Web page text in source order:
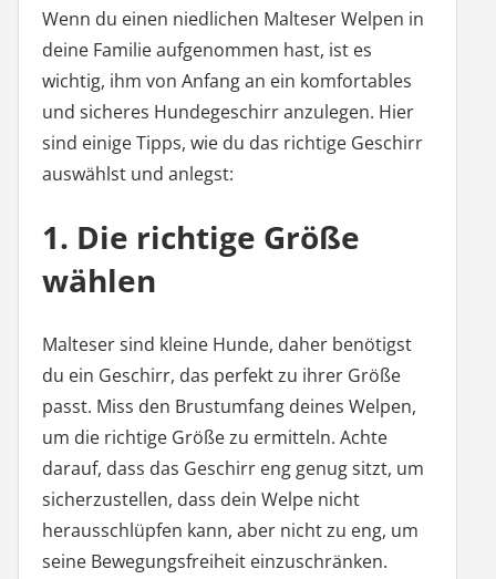
Wenn du einen niedlichen Malteser Welpen in
deine Familie aufgenommen hast, ist es
wichtig, ihm von Anfang an ein komfortables
und sicheres Hundegeschirr anzulegen. Hier
sind einige Tipps, wie du das richtige Geschirr
auswählst und anlegst:
1. Die richtige Größe
wählen
Malteser sind kleine Hunde, daher benötigst
du ein Geschirr, das perfekt zu ihrer Größe
passt. Miss den Brustumfang deines Welpen,
um die richtige Größe zu ermitteln. Achte
darauf, dass das Geschirr eng genug sitzt, um
sicherzustellen, dass dein Welpe nicht
herausschlüpfen kann, aber nicht zu eng, um
seine Bewegungsfreiheit einzuschränken.